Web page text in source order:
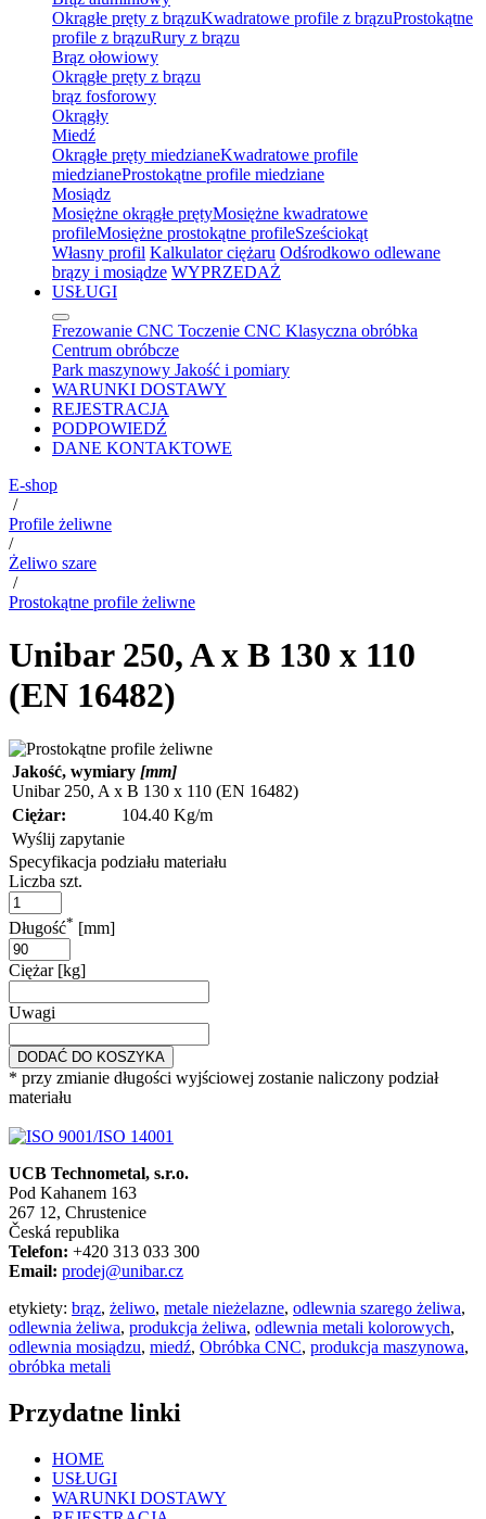
Okrągłe pręty z brązuKwadratowe profile z brązuProstokątne
profile z brązuRury z brązu
Brąz ołowiowy
Okrągłe pręty z brązu
brąz fosforowy
Okrągły
Miedź
Okrągłe pręty miedzianeKwadratowe profile
miedzianeProstokątne profile miedziane
Mosiądz
Mosiężne okrągłe prętyMosiężne kwadratowe
profileMosiężne prostokątne profileSześciokąt
Własny profil Kalkulator ciężaru Odśrodkowo odlewane
brązy i mosiądze WYPRZEDAŻ
USŁUGI
Frezowanie CNC Toczenie CNC Klasyczna obróbka
Centrum obróbcze
Park maszynowy Jakość i pomiary
WARUNKI DOSTAWY
REJESTRACJA
PODPOWIEDŹ
DANE KONTAKTOWE
E-shop
/
Profile żeliwne
/
Żeliwo szare
/
Prostokątne profile żeliwne
Unibar 250, A x B 130 x 110
(EN 16482)
Jakość, wymiary [mm]
Unibar 250, A x B 130 x 110 (EN 16482)
Ciężar:
104.40 Kg/m
Wyślij zapytanie
Specyfikacja podziału materiału
Liczba szt.
Długość* [mm]
Ciężar [kg]
Uwagi
DODAĆ DO KOSZYKA
* przy zmianie długości wyjściowej zostanie naliczony podział
materiału
UCB Technometal, s.r.o.
Pod Kahanem 163
267 12, Chrustenice
Česká republika
Telefon: +420 313 033 300
Email: prodej@unibar.cz
etykiety: brąz, żeliwo, metale nieżelazne, odlewnia szarego żeliwa,
odlewnia żeliwa, produkcja żeliwa, odlewnia metali kolorowych,
odlewnia mosiądzu, miedź, Obróbka CNC, produkcja maszynowa,
obróbka metali
Przydatne linki
HOME
USŁUGI
WARUNKI DOSTAWY